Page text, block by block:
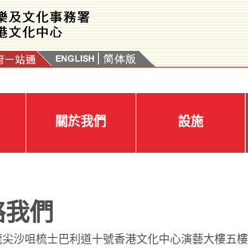
關於我們 設施
們
沙咀梳士巴利道十號香港文化中心演藝大樓五樓